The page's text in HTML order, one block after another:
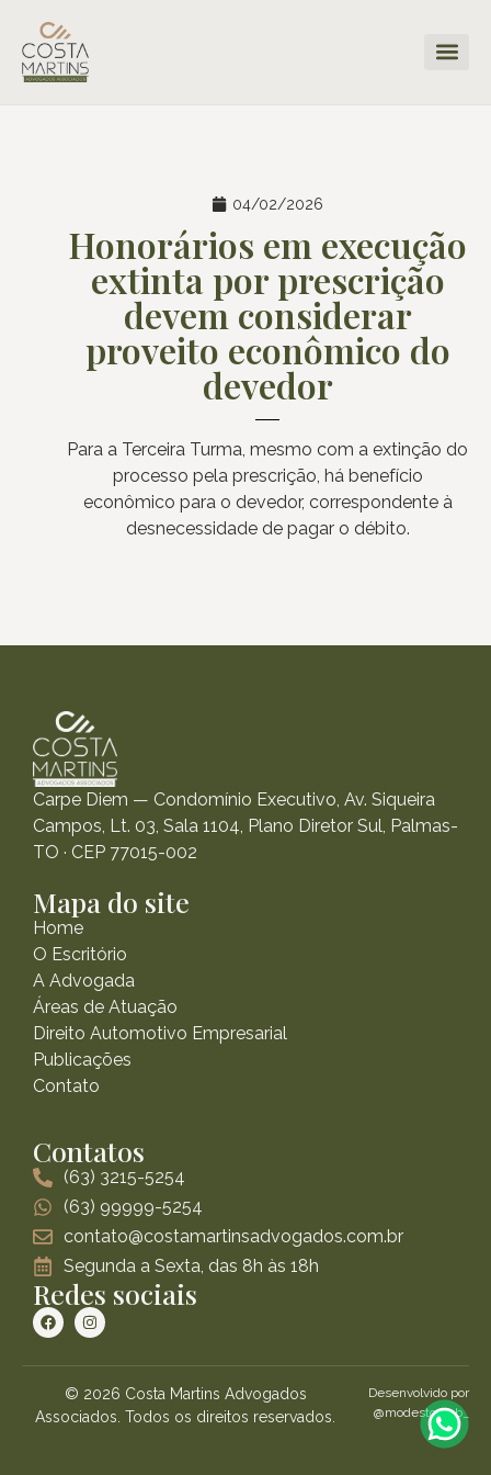
04/02/2026
Honorários em execução
extinta por prescrição
devem considerar
proveito econômico do
devedor
Para a Terceira Turma, mesmo com a extinção do
processo pela prescrição, há benefício
econômico para o devedor, correspondente à
desnecessidade de pagar o débito.
Carpe Diem — Condomínio Executivo, Av. Siqueira
Campos, Lt. 03, Sala 1104, Plano Diretor Sul, Palmas-
TO · CEP 77015-002
Mapa do site
Home
O Escritório
A Advogada
Áreas de Atuação
Direito Automotivo Empresarial
Publicações
Contato
Contatos
(63) 3215-5254
(63) 99999-5254
contato@costamartinsadvogados.com.br
Segunda a Sexta, das 8h às 18h
Redes sociais
© 2026 Costa Martins Advogados
Associados. Todos os direitos reservados.
Desenvolvido por
@modestoweb_